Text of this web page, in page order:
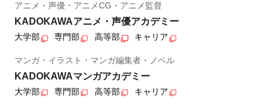
アニメ・声優・アニメCG・アニメ監督
KADOKAWAアニメ・声優アカデミー
大学部 専門部 高等部 キャリア
マンガ・イラスト・マンガ編集者・ノベル
KADOKAWAマンガアカデミー
大学部 専門部 高等部 キャリア